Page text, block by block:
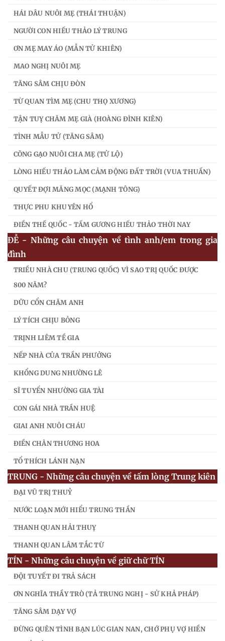
HÁI DÂU NUÔI MẸ (THÁI THUẬN)
NGƯỜI CON HIẾU THẢO LÝ TRUNG
ƠN MẸ MAY ÁO (MẪN TỬ KHIÊN)
MAO NGHỊ NUÔI MẸ
TĂNG SÂM CHỊU ĐÒN
TỪ QUAN TÌM MẸ (CHU THỌ XƯƠNG)
TẬN TUỴ CHĂM MẸ GIÀ (HOÀNG ĐÌNH KIÊN)
TÌNH MẪU TỬ (TĂNG SÂM)
CÕNG GẠO NUÔI CHA MẸ (TỬ LỘ)
LÒNG HIẾU THẢO LÀM CẢM ĐỘNG ĐẤT TRỜI (VUA THUẤN)
QUYẾT ĐỢI MĂNG MỌC (MẠNH TÔNG)
THỰC PHU KHUYÊN HỔ
ĐIỀN THẾ QUỐC - TẤM GƯƠNG HIẾU THẢO THỜI NAY
ĐỄ - Những câu chuyện về tình anh/em trong gia
đình
TRIỀU NHÀ CHU (TRUNG QUỐC) VÌ SAO TRỊ QUỐC ĐƯỢC
800 NĂM?
DỮU CỔN CHĂM ANH
LÝ TÍCH CHỊU BỎNG
TRỊNH LIÊM TỀ GIA
NẾP NHÀ CỦA TRẦN PHƯỞNG
KHỔNG DUNG NHƯỜNG LÊ
SĨ TUYỂN NHƯỜNG GIA TÀI
CON GÁI NHÀ TRẦN HUỆ
GIAI ANH NUÔI CHÁU
ĐIỀN CHÂN THƯƠNG HOA
TỔ THÍCH LÁNH NẠN
TRUNG - Những câu chuyện về tấm lòng Trung kiên
ĐẠI VŨ TRỊ THUỶ
NƯỚC LOẠN MỚI HIỂU TRUNG THẦN
THANH QUAN HẢI THUỴ
THANH QUAN LÂM TẮC TỪ
TÍN - Những câu chuyện về giữ chữ TÍN
ĐỘI TUYẾT ĐI TRẢ SÁCH
ƠN NGHĨA THẦY TRÒ (TẢ TRUNG NGHỊ - SỬ KHẢ PHÁP)
TĂNG SÂM DẠY VỢ
ĐỪNG QUÊN TÌNH BẠN LÚC GIAN NAN, CHỚ PHỤ VỢ HIỀN